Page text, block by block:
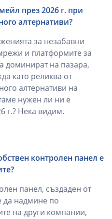
през 2026 г. при
алтернативи?
за незабавни
и платформите за
доминират на пазара,
като реликва от
алтернативи на
нужен ли ни е
г.? Нека видим.
контролен панел е
панел, създаден от
да надмине по
на други компании,